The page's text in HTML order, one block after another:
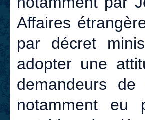
Affaires
par décret
adopter une
demandeurs
notamment eu